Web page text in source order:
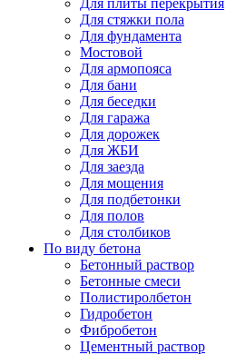
Для плиты перекрытия
Для стяжки пола
Для фундамента
Мостовой
Для армопояса
Для бани
Для беседки
Для гаража
Для дорожек
Для ЖБИ
Для заезда
Для мощения
Для подбетонки
Для полов
Для столбиков
По виду бетона
Бетонный раствор
Бетонные смеси
Полистиролбетон
Гидробетон
Фибробетон
Цементный раствор